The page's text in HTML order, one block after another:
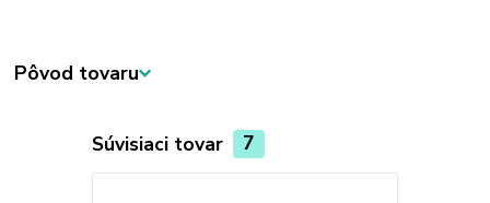
Pôvod tovaru
Súvisiaci tovar 7